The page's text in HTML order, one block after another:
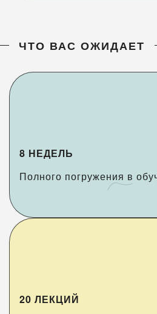
ЧТО ВАС ОЖИДАЕТ
8 НЕДЕЛЬ
Полного погружения в
20 ЛЕКЦИЙ